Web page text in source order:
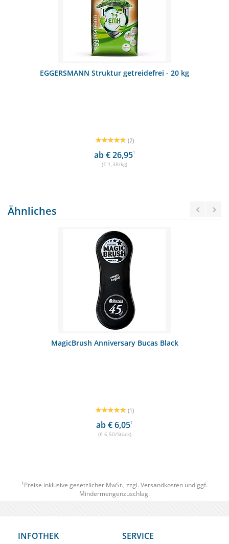
KERBL Profi-Hufmesser doppelt
€ 16,99
Ähnliches
WAHL® Kopfbürste
1 Preise inklusive gesetzlicher MwSt., zzgl. Versandkosten und ggf.
Mindermengenzuschlag.
INFOTHEK SERVICE